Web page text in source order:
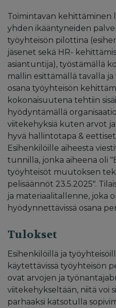
Toimintavan kehittäminen
yhden ikääntyneiden
työyhteisön pilottina
jäsenet sekä HR-
asiantuntija), työstämällä
mallin esittämällä tavalla
osana työyhteisön
kokonaisuutena tehtiin
hyödyntämällä
viitekehyksiä kuten arvot
hyvä hallintotapa &
Esihenkilöille aiheesta
tunnilla, jonka aiheena oli
työyhteisöt muutoksen
pelisäännöt 23.5.2025".
ja materiaalitallenne, joka
hyödynnettävissä osana
Tulokset
Esihenkilöillä ja
käytettävissä työyhteisön
ovat arvojen ja
viitekehykseltään, niitä voi
parhaaksi katsotulla